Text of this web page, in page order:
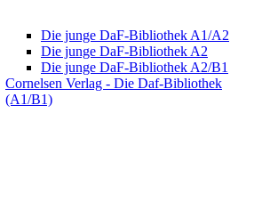
Die junge DaF-Bibliothek A1/A2
Die junge DaF-Bibliothek A2
Die junge DaF-Bibliothek A2/B1
Cornelsen Verlag - Die Daf-Bibliothek
(A1/B1)